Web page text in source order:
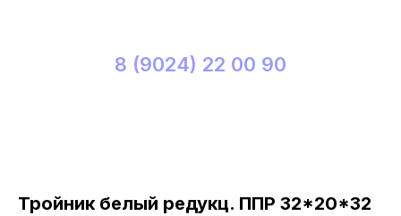
8 (9024) 22 00 90
Тройник белый редукц. ППР 32*20*32